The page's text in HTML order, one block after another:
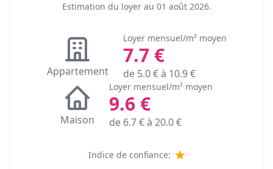
Estimation du loyer au 01 août 2026.
Appartement
Loyer mensuel/m² moyen
7.7€
de 5.0€ à 10.9€
Maison
Loyer mensuel/m² moyen
9.6 €
de 6.7€ à 20.0€
Indice de confiance: